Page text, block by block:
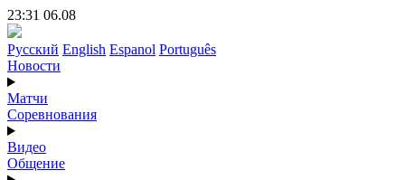
23:31 06.08
Русский English Espanol Português
Новости
Матчи
Соревнования
Видео
Общение